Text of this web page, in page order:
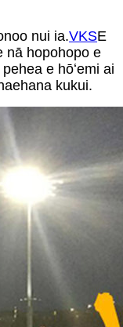
nui ia.VKSE
nā hopohopo e
e hōʻemi ai
kukui.